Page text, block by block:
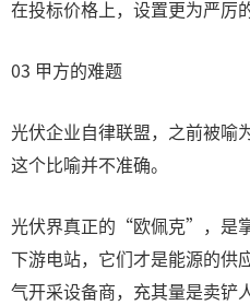
在投标价格上，设置更为严厉
03 甲方的难题
光伏企业自律联盟，之前被喻
这个比喻并不准确。
光伏界真正的“欧佩克”，是
下游电站，它们才是能源的供
气开采设备商，充其量是卖铲